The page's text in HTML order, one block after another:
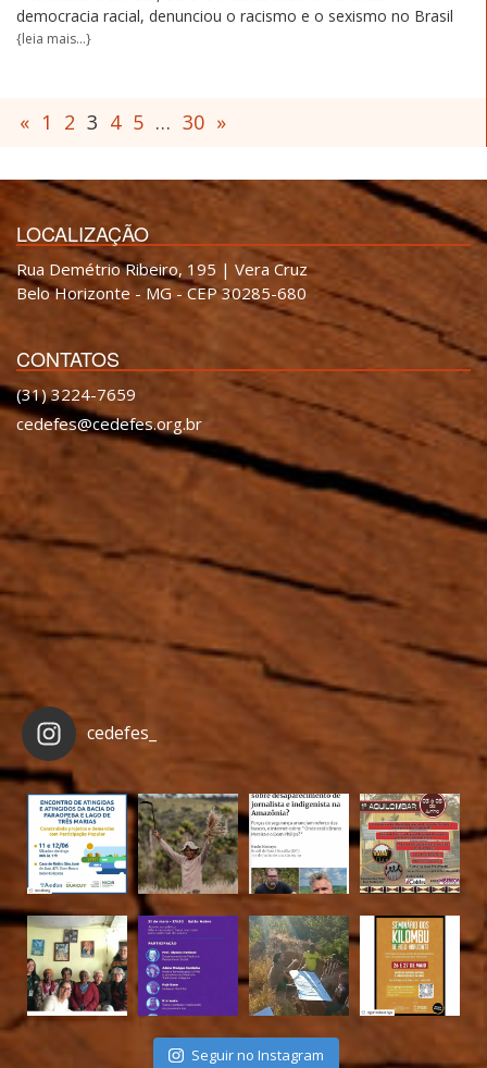
democracia racial, denunciou o racismo e o sexismo no Brasil
{leia mais...}
« 1 2 3 4 5 … 30 »
LOCALIZAÇÃO
Rua Demétrio Ribeiro, 195 | Vera Cruz
Belo Horizonte - MG - CEP 30285-680
CONTATOS
(31) 3224-7659
cedefes@cedefes.org.br
cedefes_
Seguir no Instagram